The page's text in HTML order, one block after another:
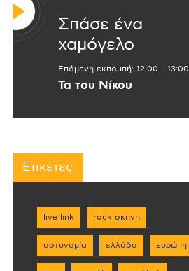
Σπάσε ένα
χαμόγελο
Επόμενη εκπομπή: 12:00 - 13:00
Τα του Νίκου
Ετικέτες
live link rock σκηνη
αστυνομία ελλάδα ευρώπη